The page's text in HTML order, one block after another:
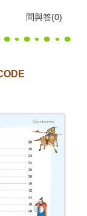
問與答(0)